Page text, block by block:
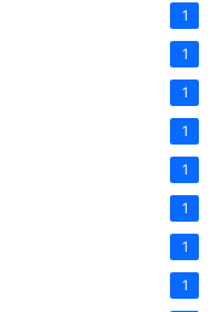
1
1
1
1
1
1
1
1